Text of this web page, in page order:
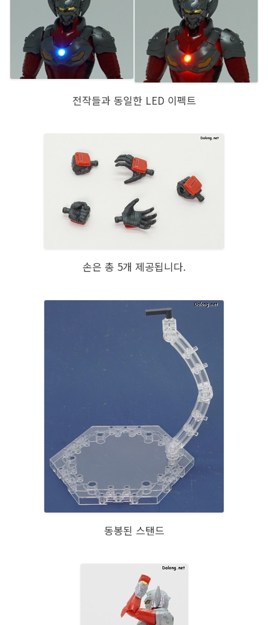
전작들과 동일한 LED 이펙트
손은 총 5개 제공됩니다.
동봉된 스탠드